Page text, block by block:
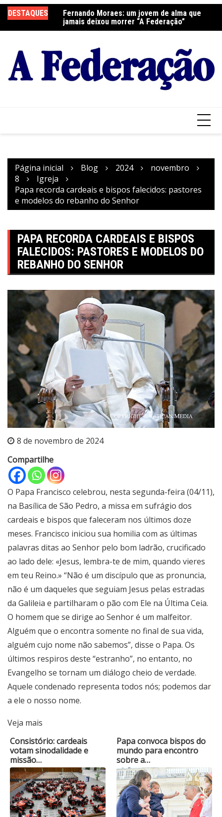
para
o
DESTAQUES
Fernando Moraes: um jovem de alma que
jamais deixou morrer “A Federação”
Curso Oração e Vida na Paróquia São José
Página inicial Blog 2024
novembro
8
Igreja
Papa recorda cardeais e bispos falecidos: pastores
e modelos do rebanho do Senhor
PAPA RECORDA CARDEAIS E BISPOS
FALECIDOS: PASTORES E MODELOS DO
REBANHO DO SENHOR
8 de novembro de 2024
Compartilhe
O Papa Francisco celebrou, nesta segunda-feira (04/11),
na Basílica de São Pedro, a missa em sufrágio dos
cardeais e bispos que faleceram nos últimos doze
meses. Francisco iniciou sua homilia com as últimas
palavras ditas ao Senhor pelo bom ladrão, crucificado
ao lado dele: «Jesus, lembra-te de mim, quando vieres
em teu Reino.» “Não é um discípulo que as pronuncia,
não é um daqueles que seguiam Jesus pelas estradas
da Galileia e partilharam o pão com Ele na Última Ceia.
O homem que se dirige ao Senhor é um malfeitor.
Alguém que o encontra somente no final de sua vida,
alguém cujo nome não sabemos”, disse o Papa. Os
últimos respiros deste “estranho”, no entanto, no
Evangelho se tornam um diálogo cheio de verdade.
Aquele condenado representa todos nós; podemos dar
a ele o nosso nome.
Veja mais
Consistório: cardeais
votam sinodalidade e
missão…
Papa convoca bispos do
mundo para encontro
sobre a…